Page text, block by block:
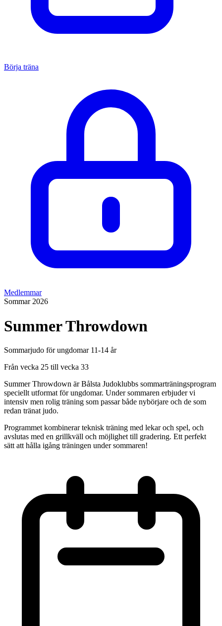
Börja träna
Medlemmar
Sommar 2026
Summer Throwdown
Sommarjudo för ungdomar 11-14 år
Från vecka 25 till vecka 33
Summer Throwdown är Bålsta Judoklubbs sommarträningsprogram
speciellt utformat för ungdomar. Under sommaren erbjuder vi
intensiv men rolig träning som passar både nybörjare och de som
redan tränat judo.
Programmet kombinerar teknisk träning med lekar och spel, och
avslutas med en grillkväll och möjlighet till gradering. Ett perfekt
sätt att hålla igång träningen under sommaren!